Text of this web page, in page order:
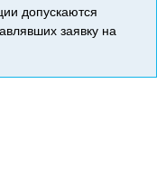
допускаются
заявку на